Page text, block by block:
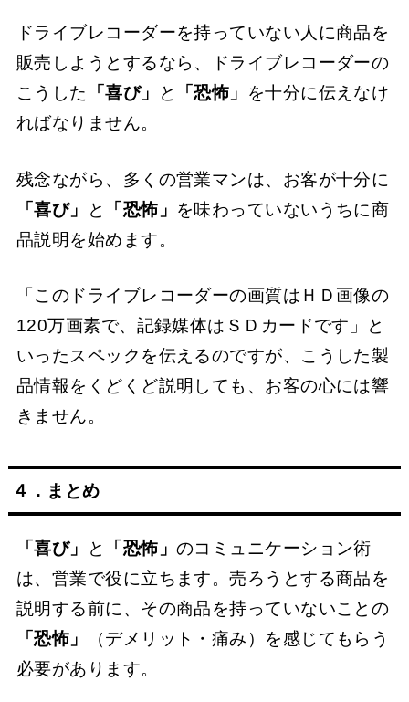
ドライブレコーダーを持っていない人に商品を
販売しようとするなら、ドライブレコーダーの
こうした
「喜び」 と 「恐怖」
を十分に伝えなけ
ればなりません。
残念ながら、多くの営業マンは、お客が十分に
「喜び」
と 「恐怖」 を味わっていないうちに商
品説明を始めます。
「このドライブレコーダーの画質はＨＤ画像の
120万画素で、記録媒体はＳＤカードです」と
いったスペックを伝えるのですが、こうした製
品情報をくどくど説明しても、お客の心には響
きません。
４．まとめ
「喜び」 と 「恐怖」 のコミュニケーション術
は、営業で役に立ちます。売ろうとする商品を
説明する前に、その商品を持っていないことの
「恐怖」
（デメリット・痛み）を感じてもらう
必要があります。